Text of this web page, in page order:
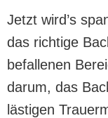
Jetzt wird’s
das richtige
befallenen
darum, das
lästigen